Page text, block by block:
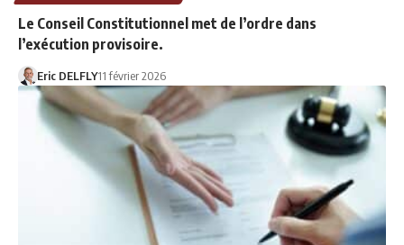
Le Conseil Constitutionnel met de l’ordre dans
l’exécution provisoire.
Eric DELFLY11 février 2026